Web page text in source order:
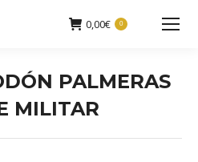
0,00€ 0
Buscar:
PALMERAS
MILITAR